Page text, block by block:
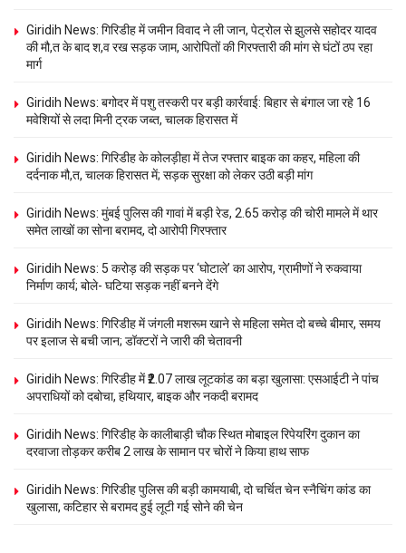
Giridih News: गिरिडीह में जमीन विवाद ने ली जान, पेट्रोल से झुलसे सहोदर यादव
की मौ,त के बाद श,व रख सड़क जाम, आरोपितों की गिरफ्तारी की मांग से घंटों ठप रहा
मार्ग
Giridih News: बगोदर में पशु तस्करी पर बड़ी कार्रवाई: बिहार से बंगाल जा रहे 16
मवेशियों से लदा मिनी ट्रक जब्त, चालक हिरासत में
Giridih News: गिरिडीह के कोलड़ीहा में तेज रफ्तार बाइक का कहर, महिला की
दर्दनाक मौ,त, चालक हिरासत में; सड़क सुरक्षा को लेकर उठी बड़ी मांग
Giridih News: मुंबई पुलिस की गावां में बड़ी रेड, 2.65 करोड़ की चोरी मामले में थार
समेत लाखों का सोना बरामद, दो आरोपी गिरफ्तार
Giridih News: 5 करोड़ की सड़क पर ‘घोटाले’ का आरोप, ग्रामीणों ने रुकवाया
निर्माण कार्य; बोले- घटिया सड़क नहीं बनने देंगे
Giridih News: गिरिडीह में जंगली मशरूम खाने से महिला समेत दो बच्चे बीमार, समय
पर इलाज से बची जान; डॉक्टरों ने जारी की चेतावनी
Giridih News: गिरिडीह में ₹2.07 लाख लूटकांड का बड़ा खुलासा: एसआईटी ने पांच
अपराधियों को दबोचा, हथियार, बाइक और नकदी बरामद
Giridih News: गिरिडीह के कालीबाड़ी चौक स्थित मोबाइल रिपेयरिंग दुकान का
दरवाजा तोड़कर करीब 2 लाख के सामान पर चोरों ने किया हाथ साफ
Giridih News: गिरिडीह पुलिस की बड़ी कामयाबी, दो चर्चित चेन स्नैचिंग कांड का
खुलासा, कटिहार से बरामद हुई लूटी गई सोने की चेन